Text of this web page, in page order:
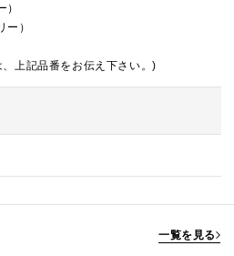
）
上記品番をお伝え下さい。)
一覧を見る